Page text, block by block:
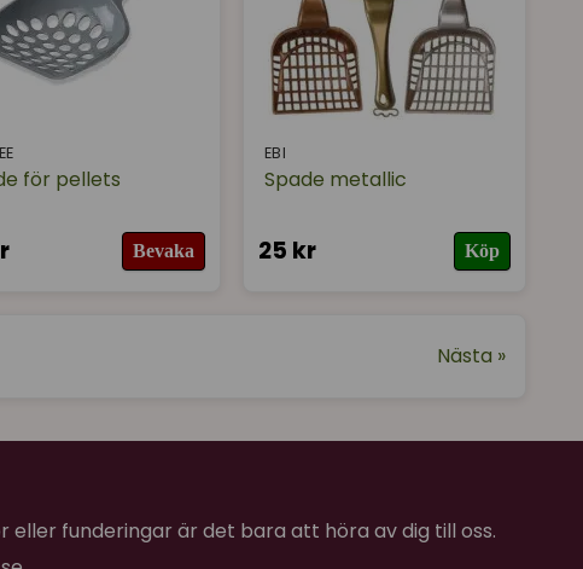
för pellets
Bevaka
EBI
Spade metallic
25 kr Köp
Nästa »
eller funderingar är det bara att höra av dig till oss.